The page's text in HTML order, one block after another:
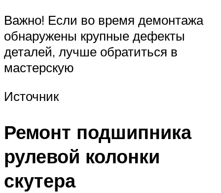
Важно! Если во время демонтажа
обнаружены крупные дефекты
деталей, лучше обратиться в
мастерскую
Источник
Ремонт подшипника
рулевой колонки
скутера